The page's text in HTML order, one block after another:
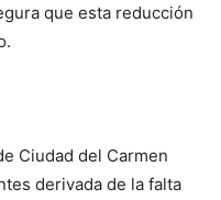
que esta reducción
Ciudad del Carmen
derivada de la falta